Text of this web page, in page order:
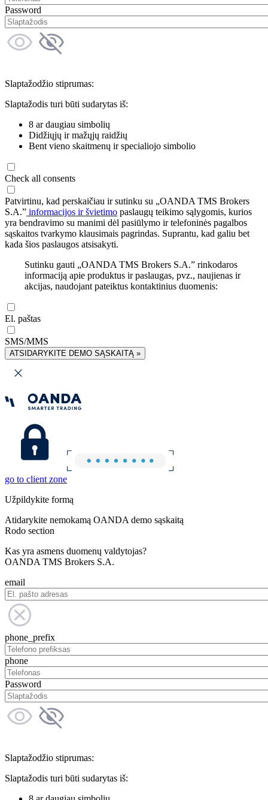
Password
Slaptažodžio stiprumas:
Slaptažodis turi būti sudarytas iš:
8 ar daugiau simbolių
Didžiųjų ir mažųjų raidžių
Bent vieno skaitmenų ir specialiojo simbolio
Check all consents
Patvirtinu, kad perskaičiau ir sutinku su „OANDA TMS Brokers
S.A.” informacijos ir švietimo paslaugų teikimo sąlygomis, kurios
yra bendravimo su manimi dėl pasiūlymo ir telefoninės pagalbos
sąskaitos tvarkymo klausimais pagrindas. Suprantu, kad galiu bet
kada šios paslaugos atsisakyti.
Sutinku gauti „OANDA TMS Brokers S.A.” rinkodaros
informaciją apie produktus ir paslaugas, pvz., naujienas ir
akcijas, naudojant pateiktus kontaktinius duomenis:
El. paštas
SMS/MMS
ATSIDARYKITE DEMO SĄSKAITĄ »
go to client zone
Užpildykite formą
Atidarykite nemokamą OANDA demo sąskaitą
Rodo section
Kas yra asmens duomenų valdytojas?
OANDA TMS Brokers S.A.
email
phone_prefix
phone
Password
Slaptažodžio stiprumas:
Slaptažodis turi būti sudarytas iš: